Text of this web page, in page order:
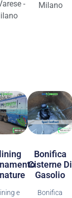
-
Milano
e
Bonifica
Cisterne Di
Gasolio
Bonifica